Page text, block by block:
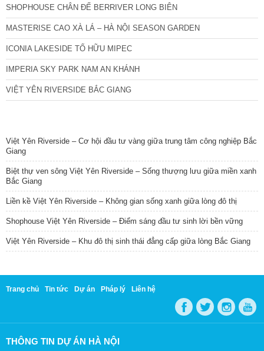
SHOPHOUSE CHÂN ĐẾ BERRIVER LONG BIÊN
MASTERISE CAO XÀ LÁ – HÀ NỘI SEASON GARDEN
ICONIA LAKESIDE TỐ HỮU MIPEC
IMPERIA SKY PARK NAM AN KHÁNH
VIỆT YÊN RIVERSIDE BẮC GIANG
Việt Yên Riverside – Cơ hội đầu tư vàng giữa trung tâm công nghiệp Bắc
Giang
Biệt thự ven sông Việt Yên Riverside – Sống thượng lưu giữa miền xanh
Bắc Giang
Liền kề Việt Yên Riverside – Không gian sống xanh giữa lòng đô thị
Shophouse Việt Yên Riverside – Điểm sáng đầu tư sinh lời bền vững
Việt Yên Riverside – Khu đô thị sinh thái đẳng cấp giữa lòng Bắc Giang
Trang chủ Tin tức Dự án Pháp lý Liên hệ
THÔNG TIN DỰ ÁN HÀ NỘI